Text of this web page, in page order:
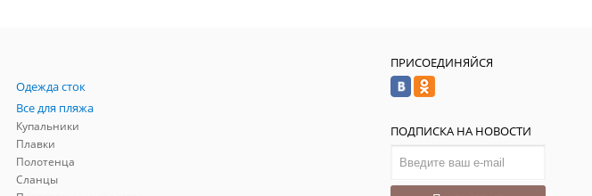
Одежда сток
Все для пляжа
Купальники
Плавки
Полотенца
Сланцы
ПРИСОЕДИНЯЙСЯ
ПОДПИСКА НА НОВОСТИ